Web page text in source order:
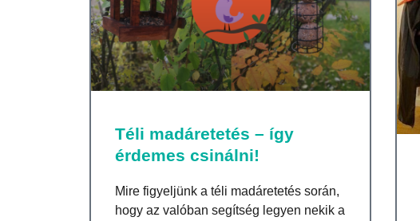
Téli madáretetés – így
érdemes csinálni!
Mire figyeljünk a téli madáretetés során,
hogy az valóban segítség legyen nekik a